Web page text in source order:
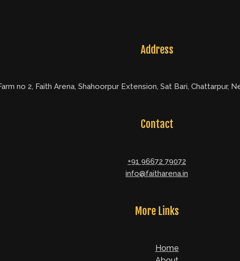
Address
no 2, Faith Arena, Shahoorpur Extension, Sat Bari, Chattarpur,
Contact
+91 96672 79072
info@faitharena.in
More Links
Home